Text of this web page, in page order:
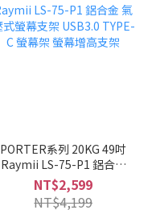
PORTER系列 20KG 49吋
Raymii LS-75-P1 鋁合金
氣壓式螢幕支架 USB3.0
TYPE-C 螢幕架 螢幕增高
NT$2,599
NT$4,199